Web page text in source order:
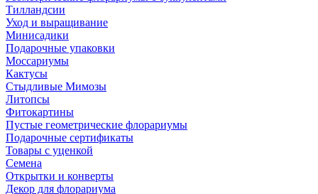
Тилландсии
Уход и выращивание
Минисадики
Подарочные упаковки
Моссариумы
Кактусы
Стыдливые Мимозы
Литопсы
Фитокартины
Пустые геометрические флорариумы
Подарочные сертификаты
Товары с уценкой
Семена
Открытки и конверты
Декор для флорариума